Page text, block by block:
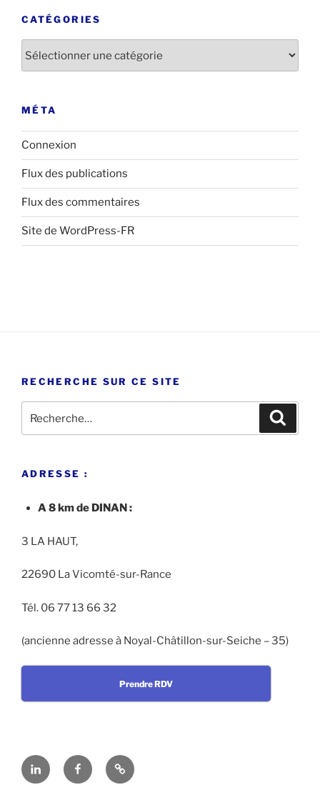
CATÉGORIES
MÉTA
Connexion
Flux des publications
Flux des commentaires
Site de WordPress-FR
RECHERCHE SUR CE SITE
pour
ADRESSE :
A 8 km de DINAN :
3 LA HAUT,
22690 La Vicomté-sur-Rance
Tél. 06 77 13 66 32
(ancienne adresse à Noyal-Châtillon-sur-Seiche – 35)
Prendre RDV
Linkedin Facebook
En
cas